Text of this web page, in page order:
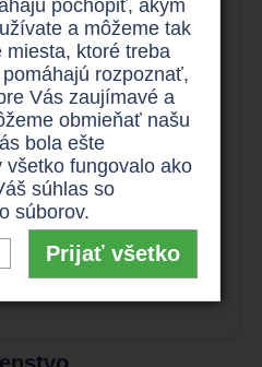
pochopiť, akým
a môžeme tak
ktoré treba
rozpoznať,
Vás zaujímavé a
obmieňať našu
bola ešte
všetko fungovalo ako
súhlas so
súborov.
Prijať všetko